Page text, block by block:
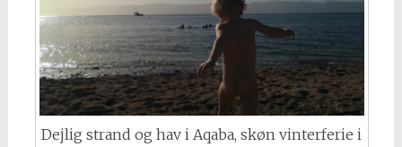
Dejlig strand og hav i Aqaba, skøn vinterferie i